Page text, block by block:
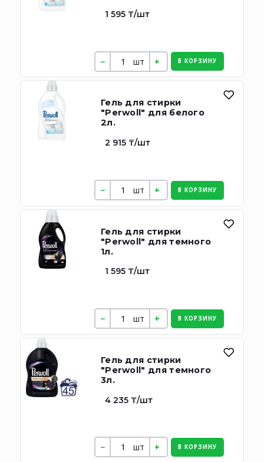
1 595 ₸/шт
шт В КОРЗИНУ
Гель для стирки
"Perwoll" для белого
2л.
2 915 ₸/шт
шт В КОРЗИНУ
Гель для стирки
"Perwoll" для темного
1л.
1 595 ₸/шт
шт В КОРЗИНУ
Гель для стирки
"Perwoll" для темного
3л.
4 235 ₸/шт
шт В КОРЗИНУ